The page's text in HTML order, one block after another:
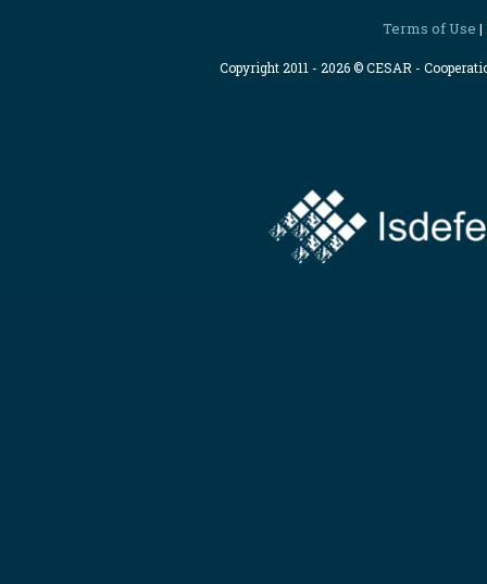
Terms of Use |
Copyright 2011 - 2026 © CESAR -